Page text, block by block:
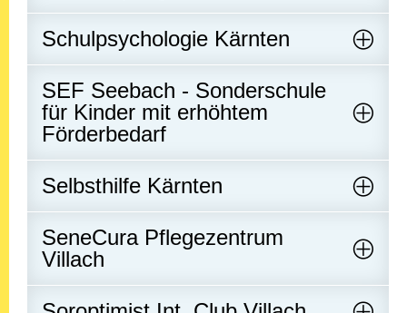
Schulpsychologie Kärnten
SEF Seebach - Sonderschule
für Kinder mit erhöhtem
Förderbedarf
Selbsthilfe Kärnten
SeneCura Pflegezentrum
Villach